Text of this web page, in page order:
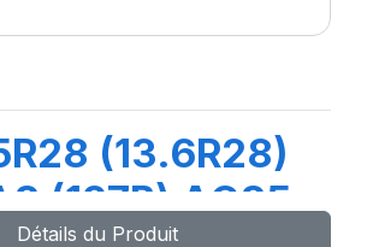
(13.6R28)
(127B) AC85
Détails du Produit